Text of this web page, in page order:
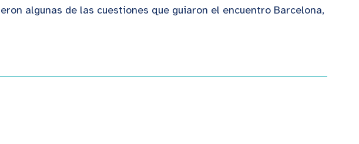
algunas de las cuestiones que guiaron el encuentro Barcelona,